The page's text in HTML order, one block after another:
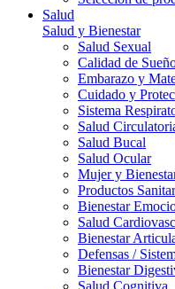
Salud
Salud y Bienestar
Salud Sexual
Calidad de
Embarazo y
Cuidado y
Sistema
Salud
Salud Bucal
Salud Ocular
Mujer y
Productos
Bienestar
Salud
Bienestar
Defensas /
Bienestar
Salud Cognitiva